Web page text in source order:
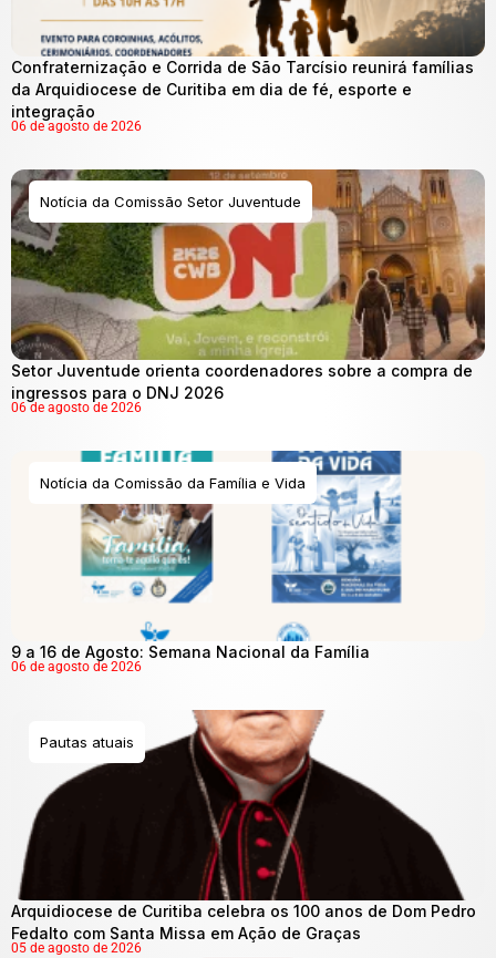
Confraternização e Corrida de São Tarcísio reunirá famílias
da Arquidiocese de Curitiba em dia de fé, esporte e
integração
06 de agosto de 2026
Notícia da Comissão Setor Juventude
Setor Juventude orienta coordenadores sobre a compra de
ingressos para o DNJ 2026
06 de agosto de 2026
Notícia da Comissão da Família e Vida
9 a 16 de Agosto: Semana Nacional da Família
06 de agosto de 2026
Pautas atuais
Arquidiocese de Curitiba celebra os 100 anos de Dom Pedro
Fedalto com Santa Missa em Ação de Graças
05 de agosto de 2026